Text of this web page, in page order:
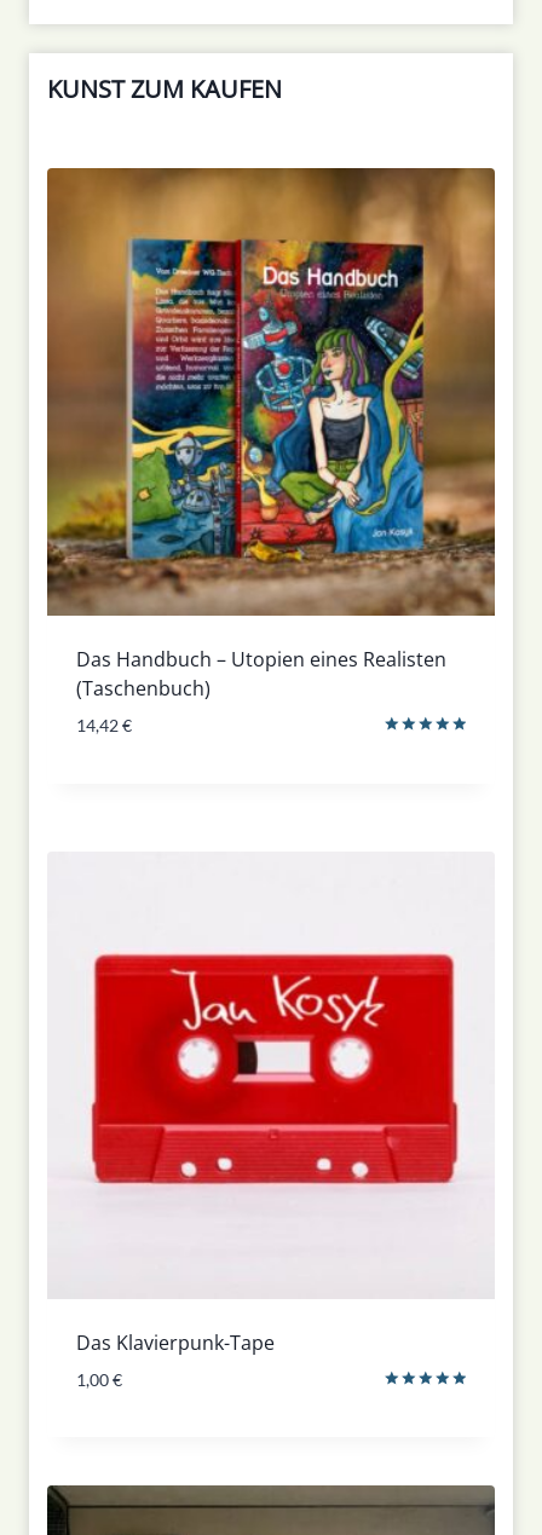
KUNST ZUM KAUFEN
Das Handbuch – Utopien eines Realisten
(Taschenbuch)
14,42€
Das Klavierpunk-Tape
1,00€